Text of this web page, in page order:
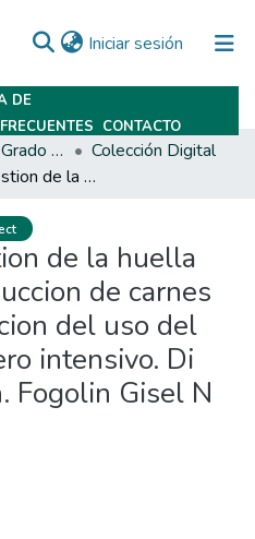
Iniciar sesión (current)
DE
CONTACTO
Trabajos Finales De Grado Y Posgrado
Colección Digital
Aportes a la gestion de la huella hidrica eb la produccion de carnes de cerdo : evaluacion del uso del agua en un criadero intensivo. Di Rienzo Ma. Belén. Fogolin Gisel N
de la huella
de carnes
del uso del
intensivo. Di
Fogolin Gisel N